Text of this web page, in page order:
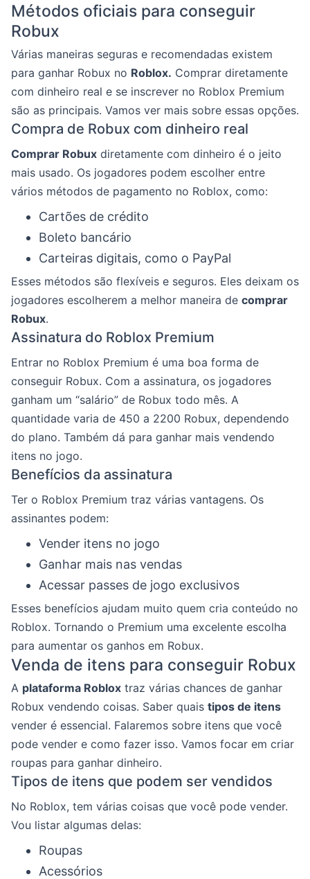
Métodos oficiais para conseguir
Robux
Várias maneiras seguras e recomendadas existem
para ganhar Robux no Roblox. Comprar diretamente
com dinheiro real e se inscrever no Roblox Premium
são as principais. Vamos ver mais sobre essas opções.
Compra de Robux com dinheiro real
Comprar Robux diretamente com dinheiro é o jeito
mais usado. Os jogadores podem escolher entre
vários métodos de pagamento no Roblox, como:
Cartões de crédito
Boleto bancário
Carteiras digitais, como o PayPal
Esses métodos são flexíveis e seguros. Eles deixam os
jogadores escolherem a melhor maneira de comprar
Robux.
Assinatura do Roblox Premium
Entrar no Roblox Premium é uma boa forma de
conseguir Robux. Com a assinatura, os jogadores
ganham um “salário” de Robux todo mês. A
quantidade varia de 450 a 2200 Robux, dependendo
do plano. Também dá para ganhar mais vendendo
itens no jogo.
Benefícios da assinatura
Ter o Roblox Premium traz várias vantagens. Os
assinantes podem:
Vender itens no jogo
Ganhar mais nas vendas
Acessar passes de jogo exclusivos
Esses benefícios ajudam muito quem cria conteúdo no
Roblox. Tornando o Premium uma excelente escolha
para aumentar os ganhos em Robux.
Venda de itens para conseguir Robux
A plataforma Roblox traz várias chances de ganhar
Robux vendendo coisas. Saber quais tipos de itens
vender é essencial. Falaremos sobre itens que você
pode vender e como fazer isso. Vamos focar em criar
roupas para ganhar dinheiro.
Tipos de itens que podem ser vendidos
No Roblox, tem várias coisas que você pode vender.
Vou listar algumas delas:
Roupas
Acessórios